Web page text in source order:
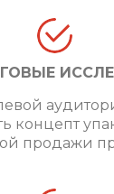
концепт
продажи